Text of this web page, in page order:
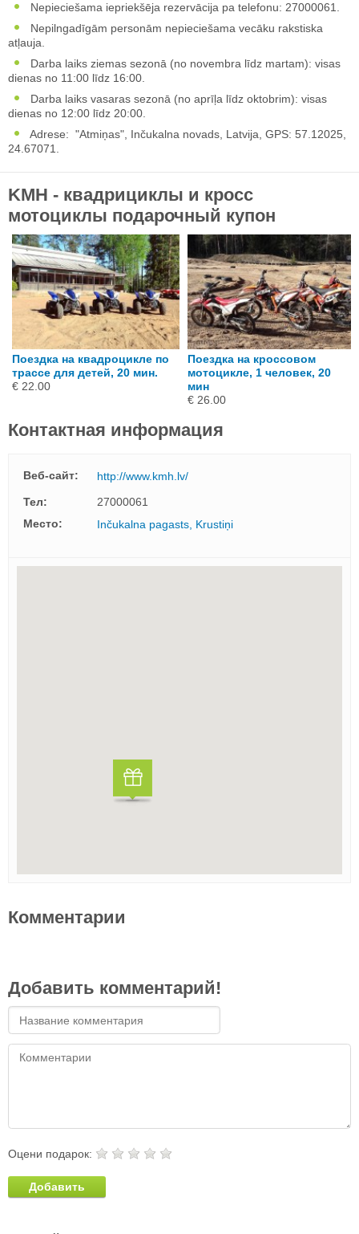
Nepieciešama iepriekšēja rezervācija pa telefonu: 27000061.
Nepilngadīgām personām nepieciešama vecāku rakstiska
atļauja.
Darba laiks ziemas sezonā (no novembra līdz martam): visas
dienas no 11:00 līdz 16:00.
Darba laiks vasaras sezonā (no aprīļa līdz oktobrim): visas
dienas no 12:00 līdz 20:00.
Adrese: "Atmiņas", Inčukalna novads, Latvija, GPS: 57.12025,
24.67071.
KMH - квадрициклы и кросс
мотоциклы подарочный купон
Поездка на квадроцикле по
трассе для детей, 20 мин.
€ 22.00
Поездка на кроссовом
мотоцикле, 1 человек, 20
мин
€ 26.00
Контактная информация
Веб-сайт:
http://www.kmh.lv/
Тел:
27000061
Mесто:
Inčukalna pagasts, Krustiņi
Комментарии
Добавить комментарий!
Оцени подарок:
Добавить